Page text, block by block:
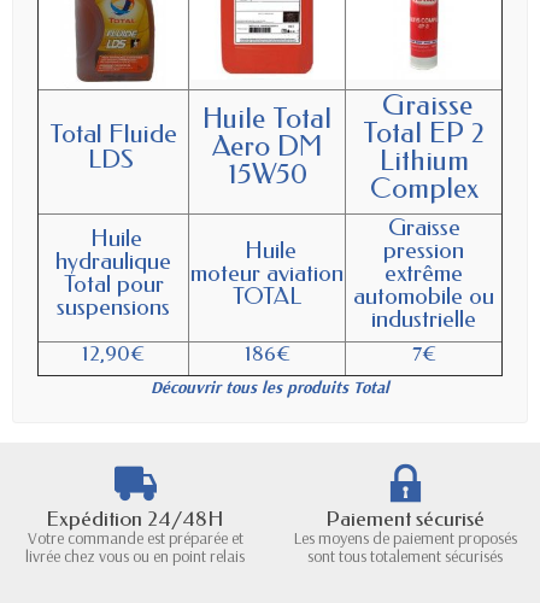
Total Fluide
LDS
Huile Total
Aero DM
15W50
Graisse
Total EP 2
Lithium
Complex
Huile
hydraulique
Total pour
suspensions
Huile
moteur aviation
TOTAL
Graisse
pression
extrême
automobile ou
industrielle
12,90€ 186€ 7€
Découvrir tous les produits Total
Expédition 24/48H
Votre commande est préparée et
livrée chez vous ou en point relais
Paiement sécurisé
Les moyens de paiement proposés
sont tous totalement sécurisés